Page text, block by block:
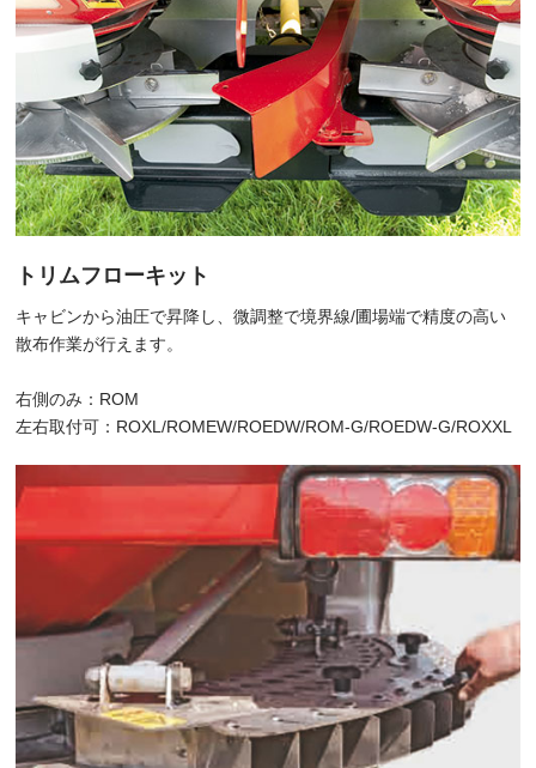
トリムフローキット
キャビンから油圧で昇降し、微調整で境界線/圃場端で精度の高い
散布作業が行えます。
右側のみ：ROM
左右取付可：ROXL/ROMEW/ROEDW/ROM-G/ROEDW-G/ROXXL